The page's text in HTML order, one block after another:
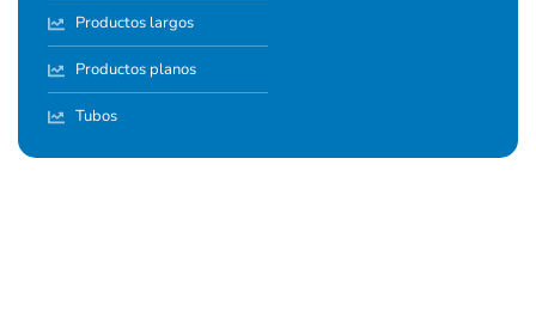
Productos largos
Productos planos
Tubos